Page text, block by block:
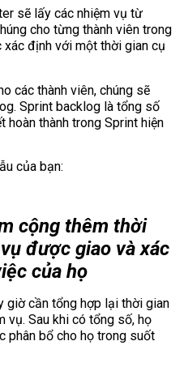
sẽ lấy các nhiệm vụ từ
cho từng thành viên trong
định với một thời gian cụ
các thành viên, chúng sẽ
Sprint backlog là tổng số
hoàn thành trong Sprint hiện
của bạn:
cộng thêm thời
được giao và xác
của họ
giờ cần tổng hợp lại thời gian
vụ. Sau khi có tổng số, họ
phân bổ cho họ trong suốt